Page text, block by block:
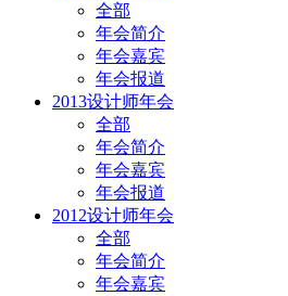
全部
年会简介
年会嘉宾
年会报道
2013设计师年会
全部
年会简介
年会嘉宾
年会报道
2012设计师年会
全部
年会简介
年会嘉宾